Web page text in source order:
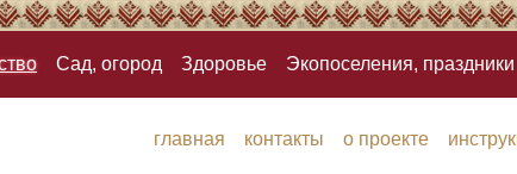
Сад, огород Здоровье Экопоселения, праздники
главная контакты о проекте